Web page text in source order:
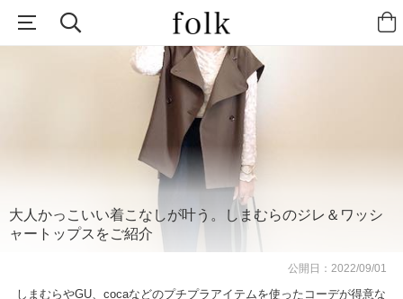
大人かっこいい着こなしが叶う。しまむらのジレ＆ワッシ
ャートップスをご紹介
公開日：2022/09/01
しまむらやGU、cocaなどのプチプラアイテムを使ったコーデが得意な